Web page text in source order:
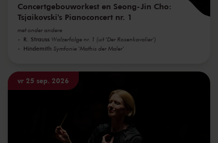
Concertgebouworkest en Seong-Jin Cho:
Tsjaikovski's Pianoconcert nr. 1
met onder andere
R. Strauss Walzerfolge nr. 1 (uit 'Der Rosenkavalier')
Hindemith Symfonie 'Mathis der Maler'
vr 25 sep. 2026